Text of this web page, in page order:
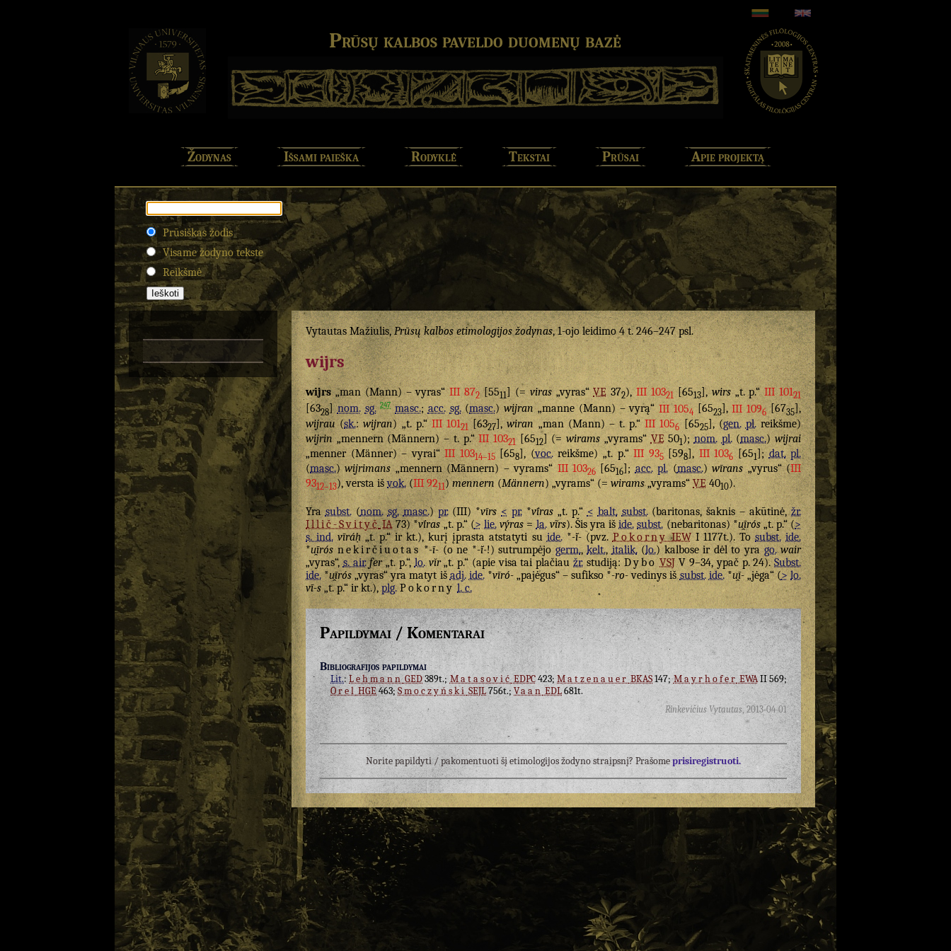
Prūsų kalbos paveldo duomenų bazė
Žodynas Išsami paieška Rodyklė Tekstai Prūsai Apie projektą
Prūsiškas žodis
Visame žodyno tekste
Reikšmė
Vytautas Mažiulis,Prūsų kalbos etimologijos žodynas, 1-ojo leidimo 4 t. 246–247 psl.
wijrs
wijrs„man (Mann) – vyras“III 872[5511] (=viras„vyras“VE 372),III 10321[6513],wirs„t. p.“III 10121
[6328]nom. sg. 247 masc.; acc. sg.(masc.)wijran„manne (Mann) – vyrą“III 1054 [6523],III 1096[6735],
wijrau(sk.:wijran) „t. p.“III 10121[6327],wiran„man (Mann) – t. p.“III 1056[6525], (gen. pl.reikšme)
wijrin„mennern (Männern) – t. p.“III 10321[6512] (=wirams „vyrams“VE501);nom. pl.(masc.)wijrai
„menner (Männer) – vyrai“III 10314–15[658], (voc.reikšme) „t. p.“III 935[598], III 1036 [651];dat. pl.
(masc.)wijrimans„mennern (Männern) – vyrams“III 10326[6516]; acc. pl.(masc.)wīrans„vyrus“ (III
9312–13), versta išvok.(III 9211)mennern(Männern) „vyrams“ (= wirams„vyrams“VE4010).
Yrasubst.(nom. sg. masc.)pr.(III) *vīrs < pr. *vī́ras„t. p.“ < balt. subst.(baritonas, šaknis – akūtinė,žr.
Illič-SvityčIA73) *vī́ras„t. p.“ (> lie. výras =la. vĩrs). Šis yra išide. subst.(nebaritonas) *u̯īrós„t. p.“ (>
s. ind. vīráḥ„t. p.“ ir kt.), kurį įprasta atstatyti suide.*-ī̆-(pvz.PokornyIEWI 1177t.). Tosubst. ide.
*u̯īrós nekirčiuotas*-ī-(o ne *-ī̆-!) sutrumpėjogerm.,kelt.,italik.(lo.) kalbose ir dėl to yrago. wair
„vyras“,s. air. fer„t. p.“,lo. vĭr„t. p.“ (apie visa tai plačiaužr. studiją:Dybo VSJV 9–34, ypač p. 24).Subst.
ide.*u̯īrós„vyras“ yra matyt iš adj. ide.*vīró-„pajėgus“ – sufikso *-ro-vedinys išsubst. ide.*u̯ī-„jėga“ (> lo.
vī-s„t. p.“ ir kt.),plg. Pokorny l. c.
Papildymai / Komentarai
Bibliografijos papildymai
Lit.:LehmannGED389t.;MatasovićEDPC423;Matzenauer BKAS147;Mayrhofer EWAII 569;
Orel HGE463;SmoczyńskiSEJL756t.; VaanEDL681t.
Rinkevičius Vytautas 2013-04-01
Norite papildyti / pakomentuoti šį etimologijos žodyno straipsnį? Prašomeprisiregistruoti.